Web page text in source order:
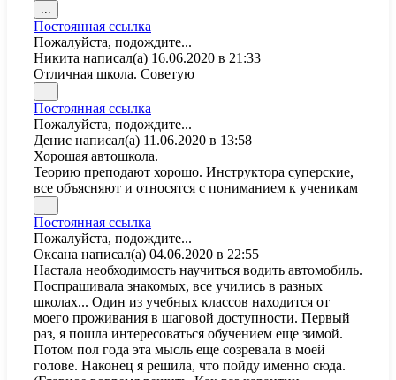
этот
метабокс
в
другое
состояние.
Постоянная ссылка
Пожалуйста, подождите...
Никита написал(а) 16.06.2020 в 21:33
Отличная школа. Советую
этот
метабокс
в
другое
состояние.
Постоянная ссылка
Пожалуйста, подождите...
Денис написал(а) 11.06.2020 в 13:58
Хорошая автошкола.
Теорию преподают хорошо. Инструктора суперские,
все объясняют и относятся с пониманием к ученикам
этот
метабокс
в
другое
состояние.
Постоянная ссылка
Пожалуйста, подождите...
Оксана написал(а) 04.06.2020 в 22:55
Настала необходимость научиться водить автомобиль.
Поспрашивала знакомых, все учились в разных
школах... Один из учебных классов находится от
моего проживания в шаговой доступности. Первый
раз, я пошла интересоваться обучением еще зимой.
Потом пол года эта мысль еще созревала в моей
голове. Наконец я решила, что пойду именно сюда.